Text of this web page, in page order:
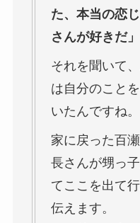
た、本当の恋
さんが好きだ
それを聞いて
は自分のこと
いたんですね。
家に戻った百
長さんが甥っ
てここを出て
伝えます。